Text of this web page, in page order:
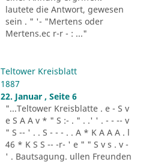
lautete die Antwort, gewesen
sein . " '- "Mertens oder
Mertens.ec r-r - : ..."
Teltower Kreisblatt
1887
22. Januar , Seite 6
"...Teltower Kreisblatte . e - S v
e S A A v * " S :- . " . .' ' . - - -- v
" S -- ' . . S - - - . . A * K A A A . l
46 * K S S -- -r- ' e " " S v s . v -
' . Bautsagung. ullen Freunden